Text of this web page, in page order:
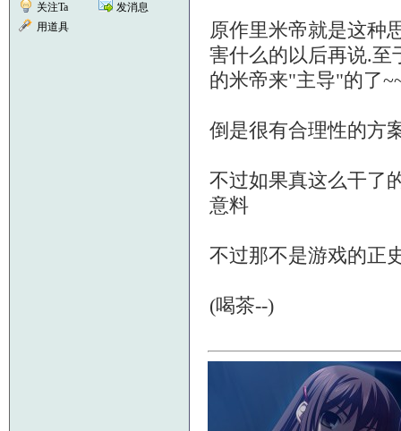
关注Ta
发消息
用道具
原作里米帝就是这种
害什么的以后再说.至
的米帝来"主导"的了
倒是很有合理性的方
不过如果真这么干了
意料
不过那不是游戏的正
(喝茶--)